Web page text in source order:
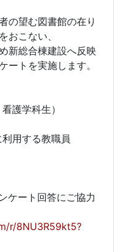
の望む図書館の在り
おこない、
新総合棟建設へ反映
ートを実施します。
学科生）
用する教職員
ケート回答にご協力
r/8NU3R59kt5?